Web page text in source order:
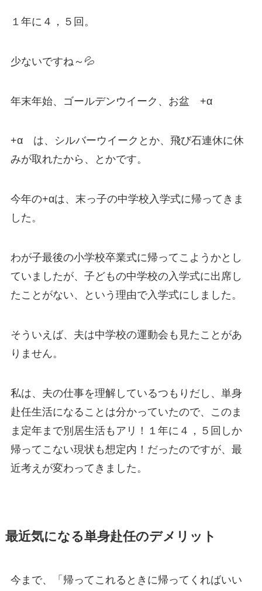
１年に４，５回。
少ないですね～💦
年末年始、ゴールデンウイーク、お盆 +α
+α は、シルバーウイークとか、飛び石連休に休
みが取れたから、とかです。
今年の+αは、末っ子の中学校入学式に帰ってきま
した。
わが子最後の小学校卒業式に帰ってこようかとし
ていましたが、子どもの中学校の入学式に出席し
たことがない、という理由で入学式にしました。
そういえば、夫は中学校の運動会も見たことがあ
りません。
私は、夫の仕事を理解しているつもりだし、単身
赴任生活になることは分かっていたので、このま
ま定年まで別居生活もアリ！１年に４，５回しか
帰ってこない現状も想定内！だったのですが、最
近考えが変わってきました。
最近気になる単身赴任のデメリット
今まで、「帰ってこれるときに帰ってくればいい